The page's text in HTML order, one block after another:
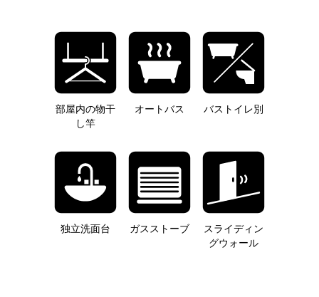
部屋内の物干
し竿
オートバス バストイレ別
独立洗面台 ガスストーブ
スライディン
グウォール